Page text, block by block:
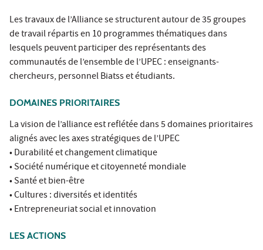
Les travaux de l’Alliance se structurent autour de 35 groupes
de travail répartis en 10 programmes thématiques dans
lesquels peuvent participer des représentants des
communautés de l’ensemble de l’UPEC : enseignants-
chercheurs, personnel Biatss et étudiants.
DOMAINES PRIORITAIRES
La vision de l’alliance est reflétée dans 5 domaines prioritaires
alignés avec les axes stratégiques de l’UPEC
• Durabilité et changement climatique
• Société numérique et citoyenneté mondiale
• Santé et bien-être
• Cultures : diversités et identités
• Entrepreneuriat social et innovation
LES ACTIONS